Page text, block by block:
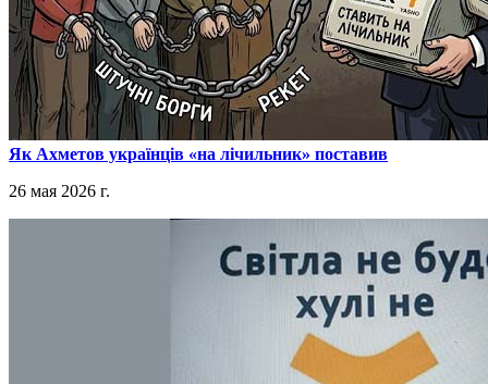
​Як Ахметов українців «на лічильник» поставив
26 мая 2026 г.